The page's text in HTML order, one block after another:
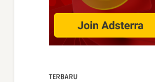
TERBARU